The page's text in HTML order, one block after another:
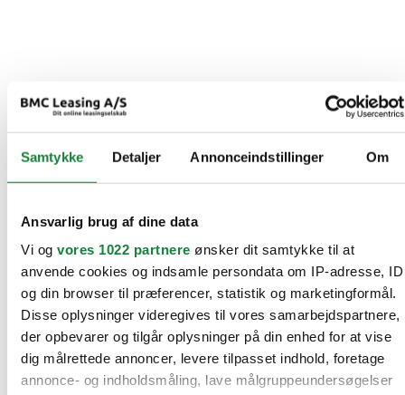
Samtykke Detaljer Annonceindstillinger Om
Ansvarlig brug af dine data
Vi og vores 1022 partnere ønsker dit samtykke til at
anvende cookies og indsamle persondata om IP-adresse, ID
og din browser til præferencer, statistik og marketingformål.
Disse oplysninger videregives til vores samarbejdspartnere,
der opbevarer og tilgår oplysninger på din enhed for at vise
dig målrettede annoncer, levere tilpasset indhold, foretage
annonce- og indholdsmåling, lave målgruppeundersøgelser